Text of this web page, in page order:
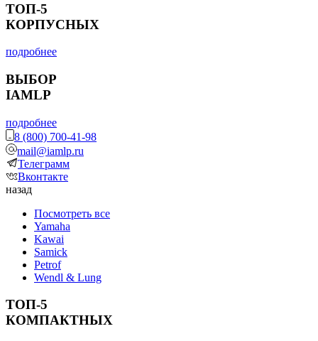
ТОП-5
КОРПУСНЫХ
подробнее
ВЫБОР
IAMLP
подробнее
8 (800) 700-41-98
mail@iamlp.ru
Телеграмм
Вконтакте
назад
Посмотреть все
Yamaha
Kawai
Samick
Petrof
Wendl & Lung
ТОП-5
КОМПАКТНЫХ